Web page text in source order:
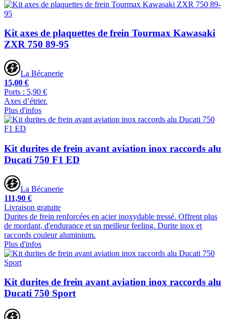
Kit axes de plaquettes de frein Tourmax Kawasaki
ZXR 750 89-95
La Bécanerie
15,00 €
Ports : 5,90 €
Axes d’étrier.
Plus d'infos
Kit durites de frein avant aviation inox raccords alu
Ducati 750 F1 ED
La Bécanerie
111,90 €
Livraison gratuite
Durites de frein renforcées en acier inoxydable tressé. Offrent plus
de mordant, d'endurance et un meilleur feeling. Durite inox et
raccords couleur aluminium.
Plus d'infos
Kit durites de frein avant aviation inox raccords alu
Ducati 750 Sport